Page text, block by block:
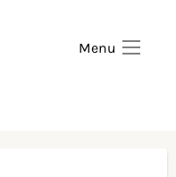
Menu